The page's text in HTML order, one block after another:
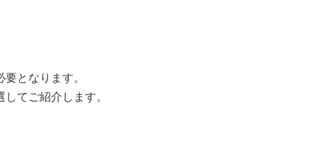
となります。
てご紹介します。